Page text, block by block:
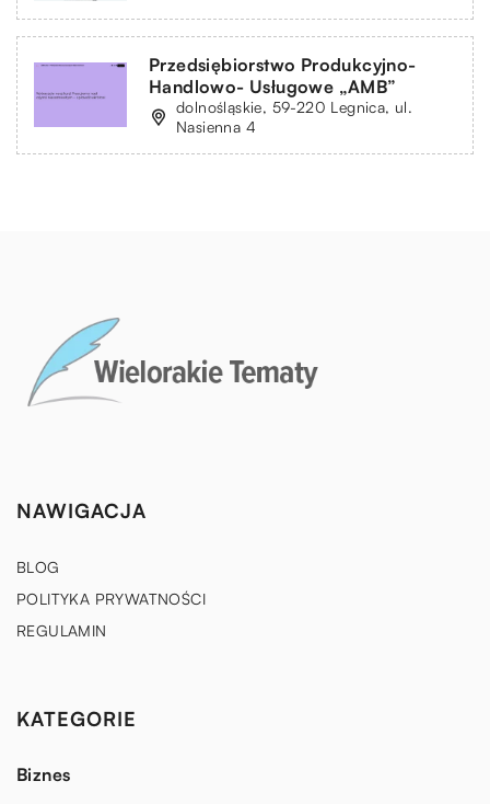
Przedsiębiorstwo Produkcyjno-
Handlowo- Usługowe „AMB”
dolnośląskie, 59-220 Legnica, ul.
Nasienna 4
NAWIGACJA
BLOG
POLITYKA PRYWATNOŚCI
REGULAMIN
KATEGORIE
Biznes